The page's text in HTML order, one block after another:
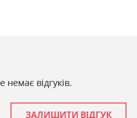
час він зручно
предмет меблів з
використання;
і надійна конструкція,
навантаження;
ламінованої
відгуків.
ЗАЛИШИТИ ВІДГУК